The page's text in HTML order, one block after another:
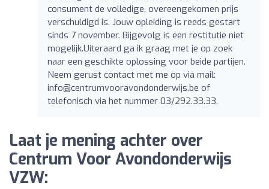
consument de volledige, overeengekomen prijs
verschuldigd is. Jouw opleiding is reeds gestart
sinds 7 november. Bijgevolg is een restitutie niet
mogelijk.Uiteraard ga ik graag met je op zoek
naar een geschikte oplossing voor beide partijen.
Neem gerust contact met me op via mail:
info@centrumvooravondonderwijs.be of
telefonisch via het nummer 03/292.33.33.
Laat je mening achter over
Centrum Voor Avondonderwijs
VZW: